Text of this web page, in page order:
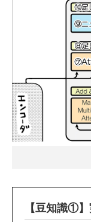
【豆知識①